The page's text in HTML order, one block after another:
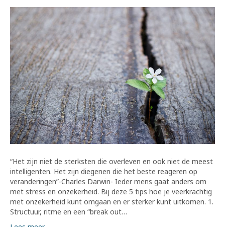
“Het zijn niet de sterksten die overleven en ook niet de meest
intelligenten. Het zijn diegenen die het beste reageren op
veranderingen”-Charles Darwin- Ieder mens gaat anders om
met stress en onzekerheid. Bij deze 5 tips hoe je veerkrachtig
met onzekerheid kunt omgaan en er sterker kunt uitkomen. 1.
Structuur, ritme en een “break out…